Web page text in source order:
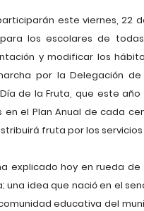
este viernes, 22
los escolares de
y modificar los
por la Delegación
de la Fruta, que este año
el Plan Anual de cada
fruta por los
explicado hoy en rueda
idea que nació en el
educativa del